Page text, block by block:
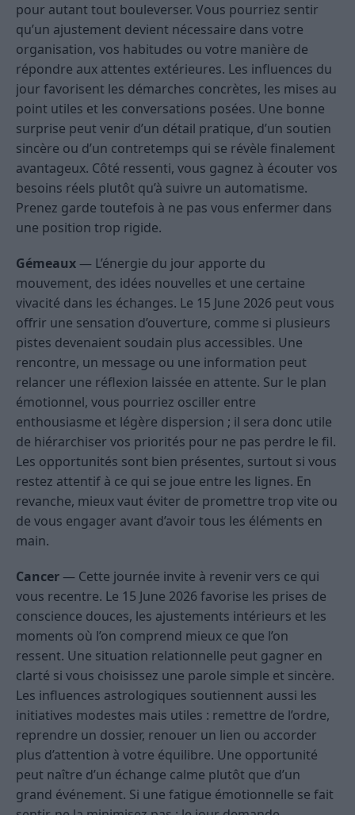
pour autant tout bouleverser. Vous pourriez sentir
qu’un ajustement devient nécessaire dans votre
organisation, vos habitudes ou votre manière de
répondre aux attentes extérieures. Les influences du
jour favorisent les démarches concrètes, les mises au
point utiles et les conversations posées. Une bonne
surprise peut venir d’un détail pratique, d’un soutien
sincère ou d’un contretemps qui se révèle finalement
avantageux. Côté ressenti, vous gagnez à écouter vos
besoins réels plutôt qu’à suivre un automatisme.
Prenez garde toutefois à ne pas vous enfermer dans
une position trop rigide.
Gémeaux — L’énergie du jour apporte du
mouvement, des idées nouvelles et une certaine
vivacité dans les échanges. Le 15 June 2026 peut vous
offrir une sensation d’ouverture, comme si plusieurs
pistes devenaient soudain plus accessibles. Une
rencontre, un message ou une information peut
relancer une réflexion laissée en attente. Sur le plan
émotionnel, vous pourriez osciller entre
enthousiasme et légère dispersion ; il sera donc utile
de hiérarchiser vos priorités pour ne pas perdre le fil.
Les opportunités sont bien présentes, surtout si vous
restez attentif à ce qui se joue entre les lignes. En
revanche, mieux vaut éviter de promettre trop vite ou
de vous engager avant d’avoir tous les éléments en
main.
Cancer — Cette journée invite à revenir vers ce qui
vous recentre. Le 15 June 2026 favorise les prises de
conscience douces, les ajustements intérieurs et les
moments où l’on comprend mieux ce que l’on
ressent. Une situation relationnelle peut gagner en
clarté si vous choisissez une parole simple et sincère.
Les influences astrologiques soutiennent aussi les
initiatives modestes mais utiles : remettre de l’ordre,
reprendre un dossier, renouer un lien ou accorder
plus d’attention à votre équilibre. Une opportunité
peut naître d’un échange calme plutôt que d’un
grand événement. Si une fatigue émotionnelle se fait